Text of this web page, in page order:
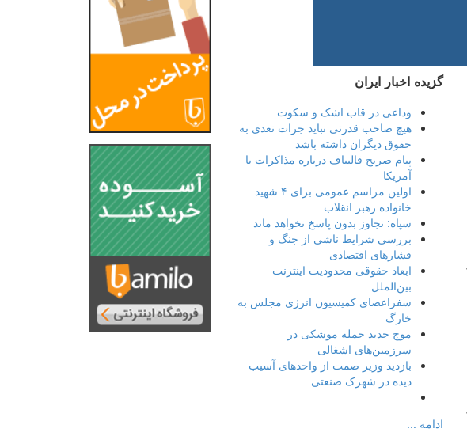
گزیده اخبار ایران
وداعی در قاب اشک و سکوت
هیچ صاحب قدرتی نباید جرات تعدی به
حقوق دیگران داشته باشد
پیام صریح قالیباف درباره مذاکرات با
آمریکا
اولین مراسم عمومی برای ۴ شهید
خانواده رهبر انقلاب
سپاه: تجاوز بدون پاسخ نخواهد ماند
بررسی شرایط ناشی از جنگ و
فشارهای اقتصادی
ابعاد حقوقی محدودیت اینترنت
بین‌الملل
سفراعضای کمیسیون انرژی مجلس به
خارگ
موج جدید حمله موشکی در
سرزمین‌های اشغالی
بازدید وزیر صمت از واحدهای آسیب
دیده در شهرک صنعتی
ادامه ...